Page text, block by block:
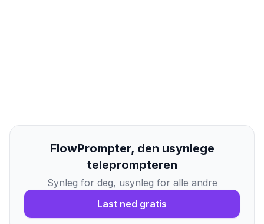
FlowPrompter, den usynlege
teleprompteren
Synleg for deg, usynleg for alle andre
Last ned gratis